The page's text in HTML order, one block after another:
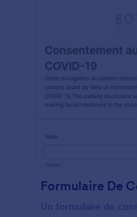
Formulaires.
Un formulaire de